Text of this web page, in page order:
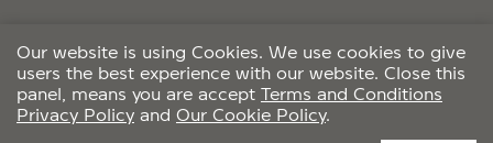
Lazada
Shopee
TikTok
Facebook
CCTV POLICY
Our website is using Cookies. We use cookies to give
users the best experience with our website. Close this
panel, means you are accept Terms and Conditions
Privacy Policy and Our Cookie Policy.